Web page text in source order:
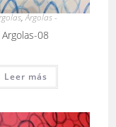
,Argolas -
Argolas-08
Leer más